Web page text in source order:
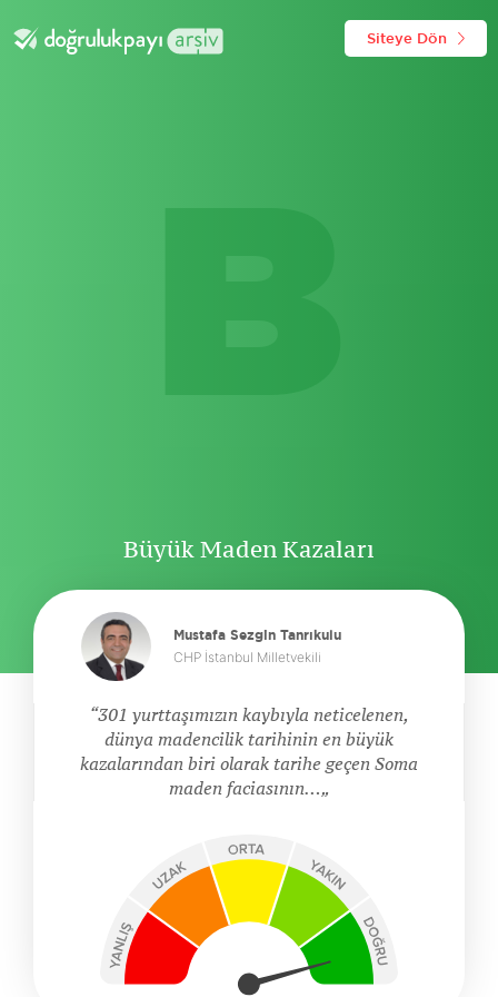
Siteye Dön
Büyük Maden Kazaları
Mustafa Sezgin Tanrıkulu
CHP İstanbul Milletvekili
301 yurttaşımızın kaybıyla neticelenen,
dünya madencilik tarihinin en büyük
kazalarından biri olarak tarihe geçen Soma
maden faciasının…